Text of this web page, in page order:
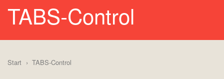
TABS‐Control
Start TABS‐Control